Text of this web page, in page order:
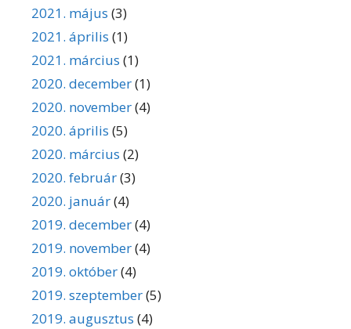
2021. május (3)
2021. április (1)
2021. március (1)
2020. december(1)
2020. november(4)
2020. április (5)
2020. március (2)
2020. február(3)
2020. január(4)
2019. december(4)
2019. november(4)
2019. október(4)
2019. szeptember(5)
2019. augusztus (4)